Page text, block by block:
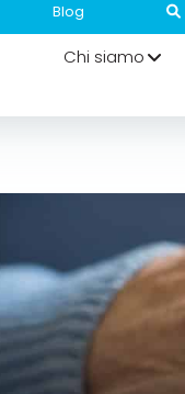
Blog
Chi siamo